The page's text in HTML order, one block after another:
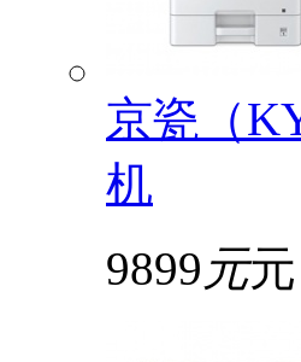
京瓷（
机
9899 元元